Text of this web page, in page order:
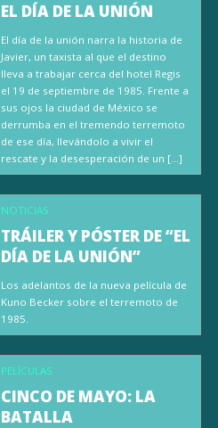
EL DÍA DE LA UNIÓN
El día de la unión narra la historia de
Javier, un taxista al que el destino
lleva a trabajar cerca del hotel Regis
el 19 de septiembre de 1985. Frente a
sus ojos la ciudad de México se
derrumba en el tremendo terremoto
de ese día, llevándolo a vivir el
rescate y la desesperación de un […]
NOTICIAS
TRÁILER Y PÓSTER DE “EL
DÍA DE LA UNIÓN”
Los adelantos de la nueva película de
Kuno Becker sobre el terremoto de
1985.
PELÍCULAS
CINCO DE MAYO: LA
BATALLA